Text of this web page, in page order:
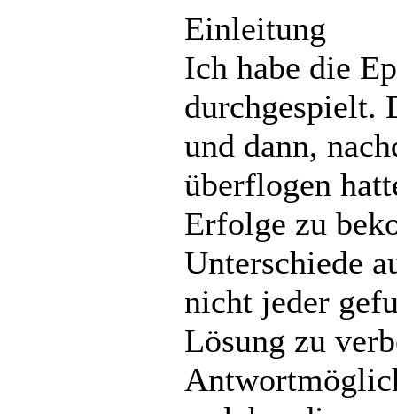
Einleitung
Ich habe die
durchgespielt.
und dann,
überflogen
Erfolge zu
Unterschiede
nicht jeder
Lösung zu